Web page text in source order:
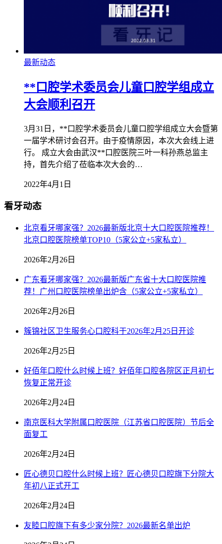
最新动态
**口腔学术委员会儿童口腔学组成立
大会顺利召开
3月31日，**口腔学术委员会儿童口腔学组成立大会暨第
一届学术研讨会召开。由于疫情原因，本次大会线上进
行。 成立大会由武汉**口腔医院三叶一科孙燕总监主
持，首先介绍了莅临本次大会的…
2022年4月1日
看牙动态
北京看牙哪家强？2026最新版北京十大口腔医院推荐！
北京口腔医院榜单TOP10（5家公立+5家私立）
2026年2月26日
广东看牙哪家强？2026最新版广东省十大口腔医院推
荐！广州口腔医院榜单出炉含（5家公立+5家私立）
2026年2月26日
簇锦社区卫生服务心口腔科于2026年2月25日开诊
2026年2月25日
好佰年口腔什么时候上班？好佰年口腔各院区正月初七
恢复正常开诊
2026年2月24日
南京医科大学附属口腔医院（江苏省口腔医院）节后全
面复工
2026年2月24日
匠心德贝口腔什么时候上班？匠心德贝口腔旗下分院大
年初八正式开工
2026年2月24日
友睦口腔旗下有多少家分院？2026最新名单出炉